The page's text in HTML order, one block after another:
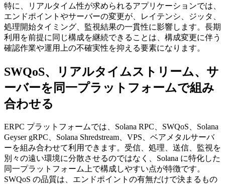
特に、リアルタイム性が求められるアプリケーションでは、
エンドポイントやサーバーの変更が、レイテンシ、ジッタ、
処理開始タイミング、監視結果の一貫性に影響します。長期
利用を前提に同じ構成を継続できることは、構成変更に伴う
確認作業や運用上の不確実性を抑える要素になります。
SWQoS、リアルタイムストリーム、サ
ーバーを同一プラットフォームで組み
合わせる
ERPC プラットフォームでは、Solana RPC、SWQoS、Solana
Geyser gRPC、Solana Shredstream、VPS、ベアメタルサーバ
ーを組み合わせて利用できます。受信、処理、送信、監視を
別々の遠い環境に分散させるのではなく、Solana に特化した
同一プラットフォーム上で構成しやすい点が特徴です。
SWQoS の品質は、エンドポイントの有無だけで決まるもの